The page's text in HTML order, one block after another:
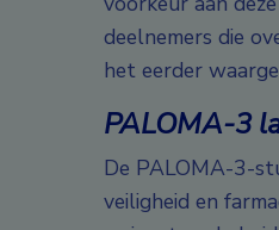
deelnemers die
het eerder
PALOMA-3
De PALOMA-3-
veiligheid en